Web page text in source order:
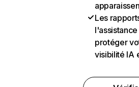
Les
protéger
visibilité IA